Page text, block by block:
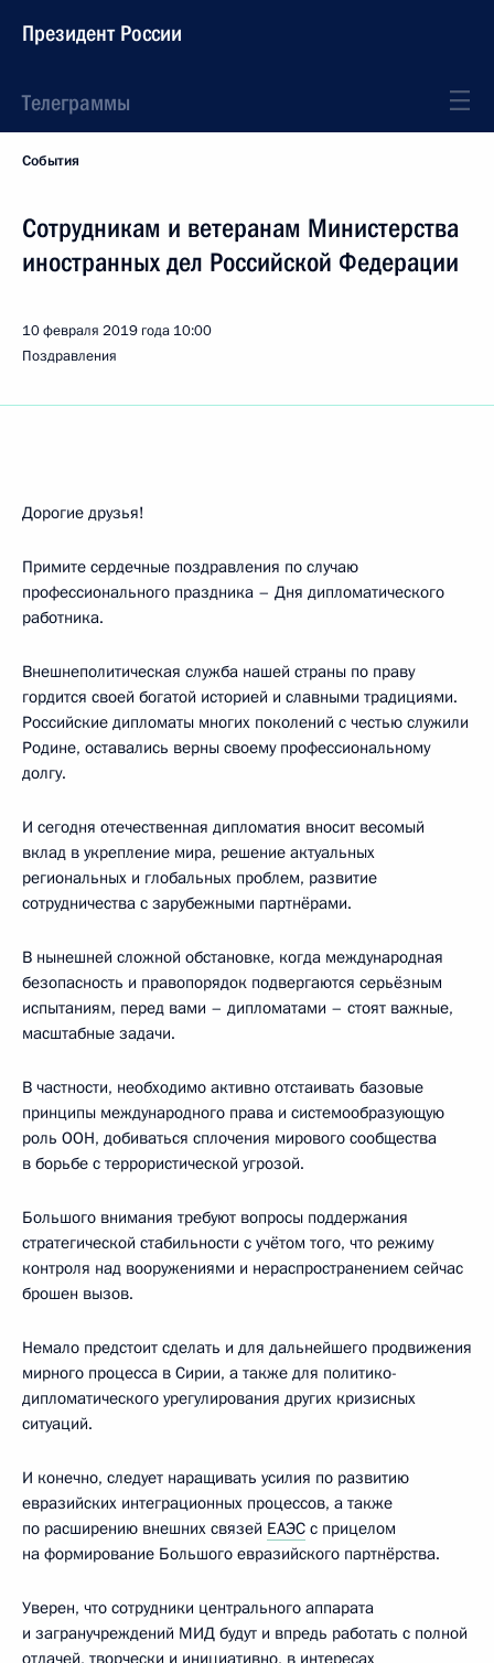
Президент России
Телеграммы
События
Сотрудникам и ветеранам Министерства
иностранных дел Российской Федерации
10 февраля 2019 года 10:00
Поздравления
Дорогие друзья!
Примите сердечные поздравления по случаю
профессионального праздника – Дня дипломатического
работника.
Внешнеполитическая служба нашей страны по праву
гордится своей богатой историей и славными традициями.
Российские дипломаты многих поколений с честью служили
Родине, оставались верны своему профессиональному
долгу.
И сегодня отечественная дипломатия вносит весомый
вклад в укрепление мира, решение актуальных
региональных и глобальных проблем, развитие
сотрудничества с зарубежными партнёрами.
В нынешней сложной обстановке, когда международная
безопасность и правопорядок подвергаются серьёзным
испытаниям, перед вами – дипломатами – стоят важные,
масштабные задачи.
В частности, необходимо активно отстаивать базовые
принципы международного права и системообразующую
роль ООН, добиваться сплочения мирового сообщества
в борьбе с террористической угрозой.
Большого внимания требуют вопросы поддержания
стратегической стабильности с учётом того, что режиму
контроля над вооружениями и нераспространением сейчас
брошен вызов.
Немало предстоит сделать и для дальнейшего продвижения
мирного процесса в Сирии, а также для политико-
дипломатического урегулирования других кризисных
ситуаций.
И конечно, следует наращивать усилия по развитию
евразийских интеграционных процессов, а также
по расширению внешних связей ЕАЭС с прицелом
на формирование Большого евразийского партнёрства.
Уверен, что сотрудники центрального аппарата
и загранучреждений МИД будут и впредь работать с полной
отдачей, творчески и инициативно, в интересах